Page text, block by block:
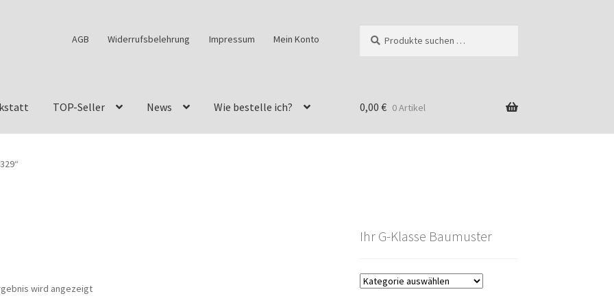
AGB Widerrufsbelehrung Impressum Mein Konto
nach:
TOP-Seller News Wie bestelle ich?
Restore – Tune – Drive
0,00 € 0 Artikel
wird angezeigt
Ihr G-Klasse Baumuster